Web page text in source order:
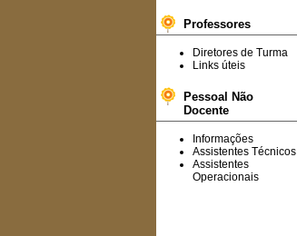
Professores
Diretores de Turma
Links úteis
Pessoal Não
Docente
Informações
Assistentes Técnicos
Assistentes
Operacionais